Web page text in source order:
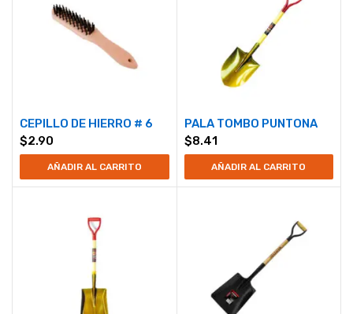
CEPILLO DE HIERRO # 6
$2.90
AÑADIR AL CARRITO
PALA TOMBO PUNTONA
$8.41
AÑADIR AL CARRITO